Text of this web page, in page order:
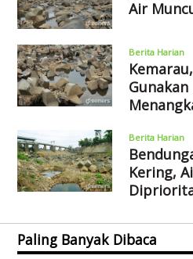
Air
Berita Harian
Berita Harian
Kering,
Paling Banyak Dibaca